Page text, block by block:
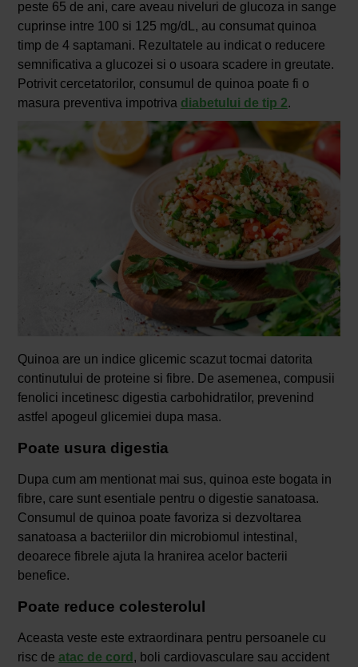
peste 65 de ani, care aveau niveluri de glucoza in sange
cuprinse intre 100 si 125 mg/dL, au consumat quinoa
timp de 4 saptamani. Rezultatele au indicat o reducere
semnificativa a glucozei si o usoara scadere in greutate.
Potrivit cercetatorilor, consumul de quinoa poate fi o
masura preventiva impotriva diabetului de tip 2.
Quinoa are un indice glicemic scazut tocmai datorita
continutului de proteine si fibre. De asemenea, compusii
fenolici incetinesc digestia carbohidratilor, prevenind
astfel apogeul glicemiei dupa masa.
Poate usura digestia
Dupa cum am mentionat mai sus, quinoa este bogata in
fibre, care sunt esentiale pentru o digestie sanatoasa.
Consumul de quinoa poate favoriza si dezvoltarea
sanatoasa a bacteriilor din microbiomul intestinal,
deoarece fibrele ajuta la hranirea acelor bacterii
benefice.
Poate reduce colesterolul
Aceasta veste este extraordinara pentru persoanele cu
risc de atac de cord , boli cardiovasculare sau accident